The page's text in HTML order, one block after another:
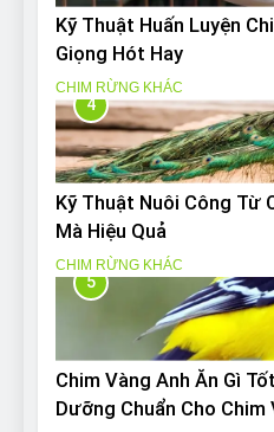
Kỹ Thuật Huấn Luyện
Giọng Hót Hay
CHIM RỪNG KHÁC
4
Kỹ Thuật Nuôi Công Từ
Mà Hiệu Quả
CHIM RỪNG KHÁC
5
Chim Vàng Anh Ăn Gì
Dưỡng Chuẩn Cho Chim